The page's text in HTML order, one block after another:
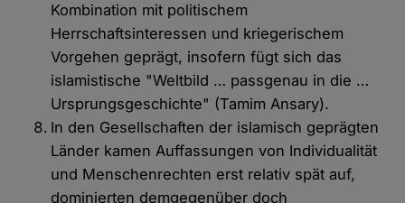
Kombination mit politischem
Herrschaftsinteressen und kriegerischem
Vorgehen geprägt, insofern fügt sich das
islamistische "Weltbild … passgenau in die …
Ursprungsgeschichte" (Tamim Ansary).
In den Gesellschaften der islamisch geprägten
Länder kamen Auffassungen von Individualität
und Menschenrechten erst relativ spät auf,
dominierten demgegenüber doch